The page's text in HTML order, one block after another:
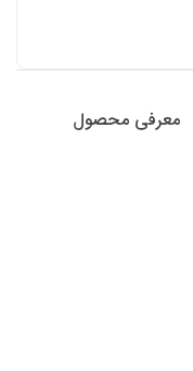
معرفی محصول